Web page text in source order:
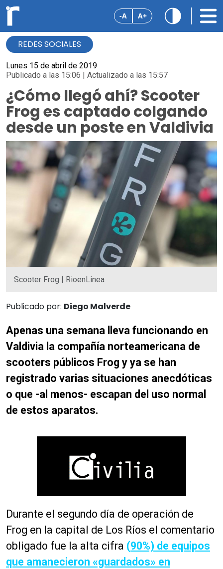
-A A+
REDES SOCIALES
Lunes 15 de abril de 2019
Publicado a las 15:06 | Actualizado a las 15:57
¿Cómo llegó ahí? Scooter
Frog es captado colgando
desde un poste en Valdivia
Scooter Frog | RioenLinea
Publicado por: Diego Malverde
Apenas una semana lleva funcionando en
Valdivia la compañía norteamericana de
scooters públicos Frog y ya se han
registrado varias situaciones anecdóticas
o que -al menos- escapan del uso normal
de estos aparatos.
Durante el segundo día de operación de
Frog en la capital de Los Ríos el comentario
obligado fue la alta cifra (90%) de equipos
que amanecieron «guardados» en